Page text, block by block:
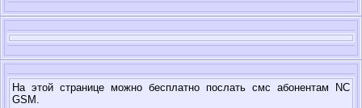
На этой странице можно бесплатно послать смс абонентам NC
GSM.